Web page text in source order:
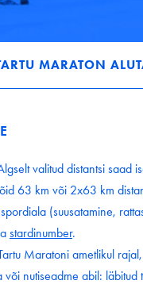
MARATON
valitud distantsi saad
63 km või 2x63 km
(suusatamine,
stardinumber.
Maratoni ametlikul
või nutiseadme abil: